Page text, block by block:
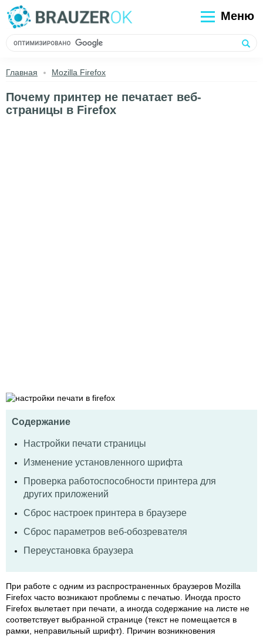
Меню
Главная Mozilla Firefox
Почему принтер не печатает веб-
страницы в Firefox
Содержание
Настройки печати страницы
Изменение установленного шрифта
Проверка работоспособности принтера для
других приложений
Сброс настроек принтера в браузере
Сброс параметров веб-обозревателя
Переустановка браузера
При работе с одним из распространенных браузеров Mozilla
Firefox часто возникают проблемы с печатью. Иногда просто
Firefox вылетает при печати, а иногда содержание на листе не
соответствует выбранной странице (текст не помещается в
рамки, неправильный шрифт). Причин возникновения